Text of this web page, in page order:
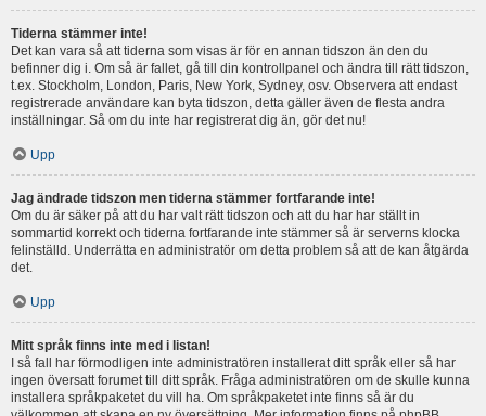
Tiderna stämmer inte!
Det kan vara så att tiderna som visas är för en annan tidszon än den du
befinner dig i. Om så är fallet, gå till din kontrollpanel och ändra till rätt tidszon,
t.ex. Stockholm, London, Paris, New York, Sydney, osv. Observera att endast
registrerade användare kan byta tidszon, detta gäller även de flesta andra
inställningar. Så om du inte har registrerat dig än, gör det nu!
Upp
Jag ändrade tidszon men tiderna stämmer fortfarande inte!
Om du är säker på att du har valt rätt tidszon och att du har har ställt in
sommartid korrekt och tiderna fortfarande inte stämmer så är serverns klocka
felinställd. Underrätta en administratör om detta problem så att de kan åtgärda
det.
Upp
Mitt språk finns inte med i listan!
I så fall har förmodligen inte administratören installerat ditt språk eller så har
ingen översatt forumet till ditt språk. Fråga administratören om de skulle kunna
installera språkpaketet du vill ha. Om språkpaketet inte finns så är du